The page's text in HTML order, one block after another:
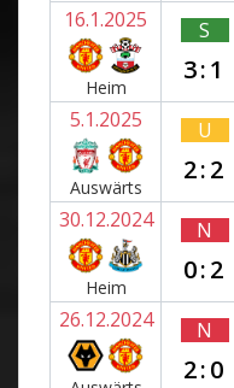
16.1.2025
Heim
S
3:1
5.1.2025
Auswärts
U
2:2
30.12.2024
Heim
N
0:2
26.12.2024 N
2:0